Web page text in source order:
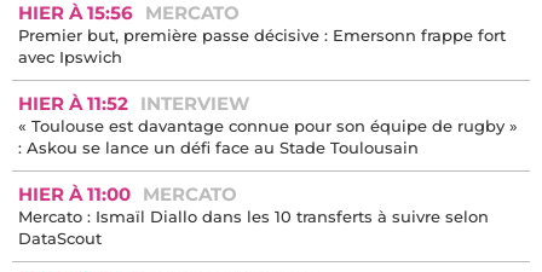
HIER À 15:56 MERCATO
Premier but, première passe décisive : Emersonn frappe fort
avec Ipswich
HIER À 11:52 INTERVIEW
« Toulouse est davantage connue pour son équipe de rugby »
: Askou se lance un défi face au Stade Toulousain
HIER À 11:00 MERCATO
Mercato : Ismaïl Diallo dans les 10 transferts à suivre selon
DataScout